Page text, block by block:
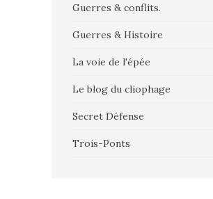
Guerres & conflits.
Guerres & Histoire
La voie de l'épée
Le blog du cliophage
Secret Défense
Trois-Ponts